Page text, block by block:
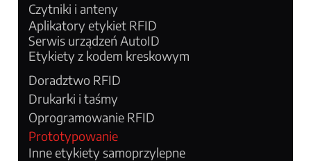
Czytniki i anteny
Aplikatory etykiet RFID
Serwis urządzeń AutoID
Etykiety z kodem kreskowym
Doradztwo RFID
Drukarki i taśmy
Oprogramowanie RFID
Prototypowanie
Inne etykiety samoprzylepne